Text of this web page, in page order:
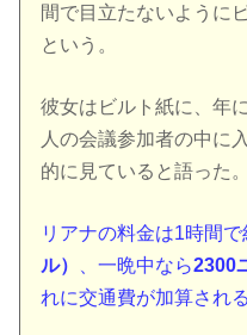
間で目立たないように
という。
彼女はビルト紙に、年
人の会議参加者の中に
的に見ていると語った。
リアナの料金は1時間で
ル）
、一晩中なら2300
れに交通費が加算される